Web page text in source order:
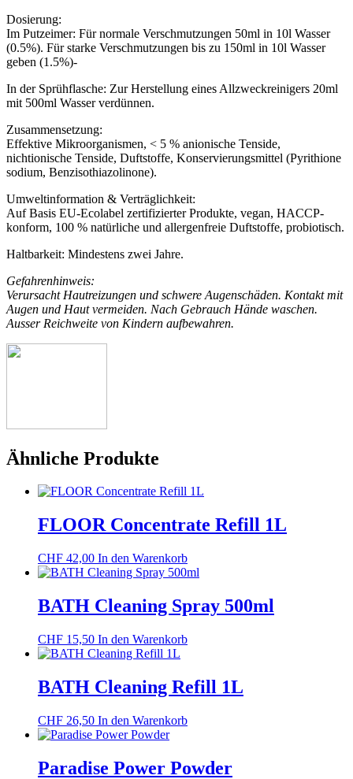
Dosierung:
Im Putzeimer: Für normale Verschmutzungen 50ml in 10l Wasser
(0.5%). Für starke Verschmutzungen bis zu 150ml in 10l Wasser
geben (1.5%)-
In der Sprühflasche: Zur Herstellung eines Allzweckreinigers 20ml
mit 500ml Wasser verdünnen.
Zusammensetzung:
Effektive Mikroorganismen, < 5 % anionische Tenside,
nichtionische Tenside, Duftstoffe, Konservierungsmittel (Pyrithione
sodium, Benzisothiazolinone).
Umweltinformation & Verträglichkeit:
Auf Basis EU-Ecolabel zertifizierter Produkte, vegan, HACCP-
konform, 100 % natürliche und allergenfreie Duftstoffe, probiotisch.
Haltbarkeit: Mindestens zwei Jahre.
Gefahrenhinweis:
Verursacht Hautreizungen und schwere Augenschäden. Kontakt mit
Augen und Haut vermeiden. Nach Gebrauch Hände waschen.
Ausser Reichweite von Kindern aufbewahren.
Ähnliche Produkte
FLOOR Concentrate Refill 1L
CHF 42,00 In den Warenkorb
BATH Cleaning Spray 500ml
CHF 15,50 In den Warenkorb
BATH Cleaning Refill 1L
CHF 26,50 In den Warenkorb
Paradise Power Powder